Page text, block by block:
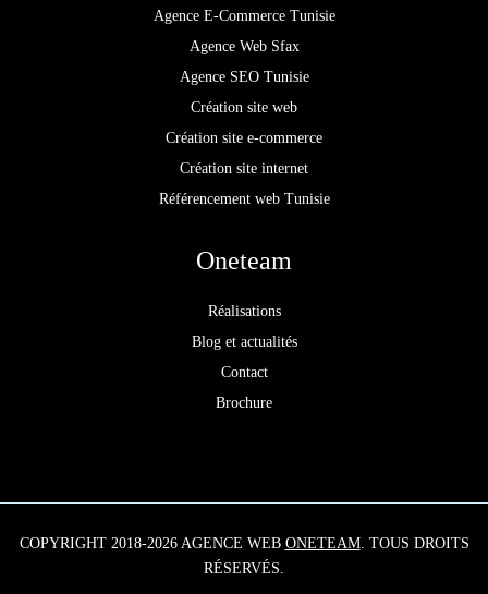
Agence E-Commerce Tunisie
Agence Web Sfax
Agence SEO Tunisie
Création site web
Création site e-commerce
Création site internet
Référencement web Tunisie
Oneteam
Réalisations
Blog et actualités
Contact
Brochure
COPYRIGHT 2018-2026 AGENCE WEB ONETEAM. TOUS DROITS
RÉSERVÉS.